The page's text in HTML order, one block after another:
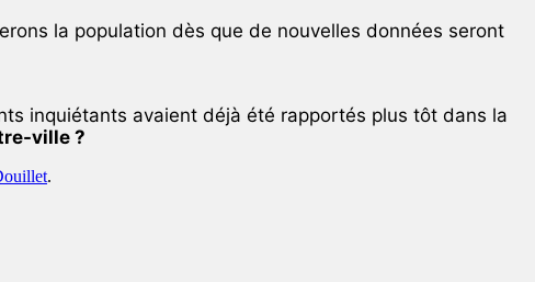
la population dès que de nouvelles données seront
inquiétants avaient déjà été rapportés plus tôt dans la
ville ?
.